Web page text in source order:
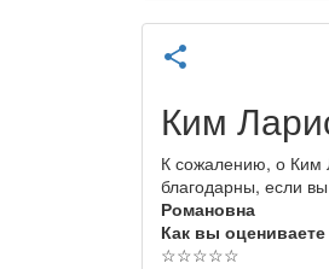
share
Ким
К сожалению, о Ким
благодарны, если
Романовна
Как вы
☆☆☆☆☆